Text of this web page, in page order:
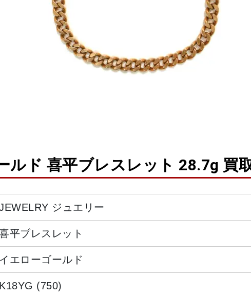
ルド 喜平ブレスレット 28.7g 買
ジュエリー
平ブレスレット
イエローゴールド
K18YG (750)